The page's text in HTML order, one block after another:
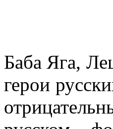
Баба Яга,
герои